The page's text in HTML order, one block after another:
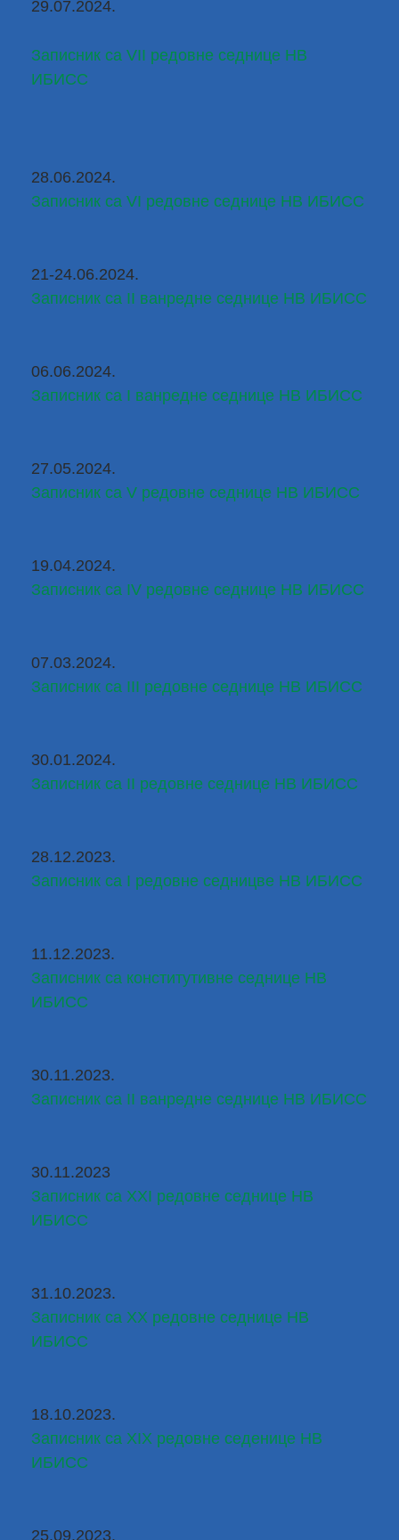
29.07.2024.
Записник са VII редовне седнице НВ
ИБИСС
28.06.2024.
Записник са VI редовне седнице НВ ИБИСС
21-24.06.2024.
Записник са II ванредне седнице НВ ИБИСС
06.06.2024.
Записник са I ванредне седнице НВ ИБИСС
27.05.2024.
Записник са V редовне седнице НВ ИБИСС
19.04.2024.
Записник са IV редовне седнице НВ ИБИСС
07.03.2024.
Записник са III редовне седнице НВ ИБИСС
30.01.2024.
Записник са II редовне седнице НВ ИБИСС
28.12.2023.
Записник са I редовне седницве НВ ИБИСС
11.12.2023.
Записник са конститутивне седнице НВ
ИБИСС
30.11.2023.
Записник са II ванредне седнице НВ ИБИСС
30.11.2023
Записник са XXI редовне седнице НВ
ИБИСС
31.10.2023.
Записник са XX редовне седнице НВ
ИБИСС
18.10.2023.
Записник са XIX редовне седенице НВ
ИБИСС
25.09.2023.